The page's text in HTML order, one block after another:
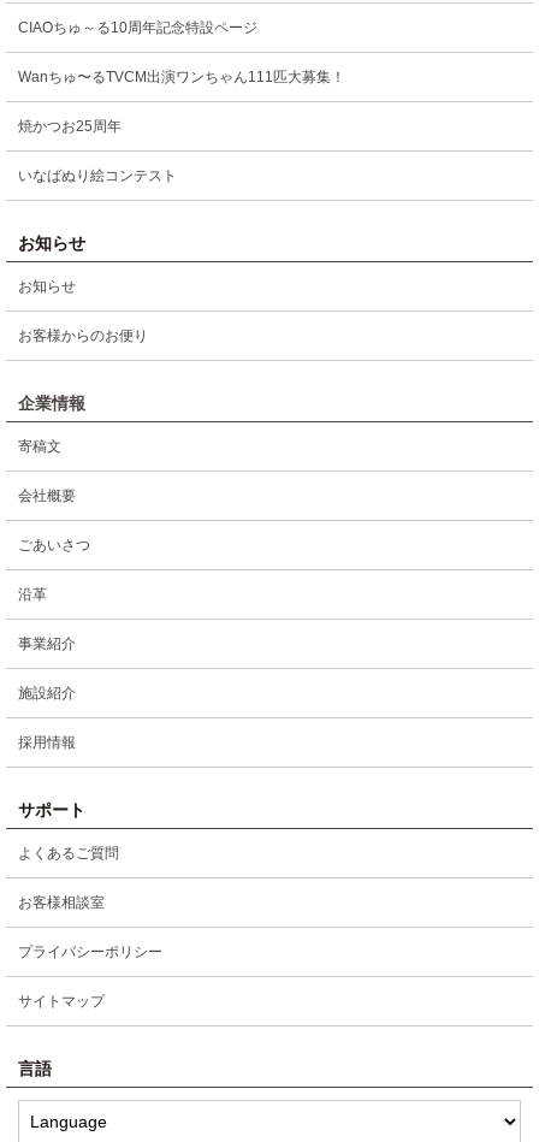
CIAOちゅ～る10周年記念特設ページ
Wanちゅ〜るTVCM出演ワンちゃん111匹大募集！
焼かつお25周年
いなばぬり絵コンテスト
お知らせ
お知らせ
お客様からのお便り
企業情報
寄稿文
会社概要
ごあいさつ
沿革
事業紹介
施設紹介
採用情報
サポート
よくあるご質問
お客様相談室
プライバシーポリシー
サイトマップ
言語